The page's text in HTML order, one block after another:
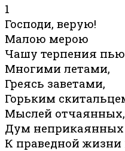
1
Господи, верую!
Малою мерою
Чашу терпения
Многими летами,
Греясь заветами,
Горьким
Мыслей отчаянных,
Дум неприкаянных
К праведной жизни